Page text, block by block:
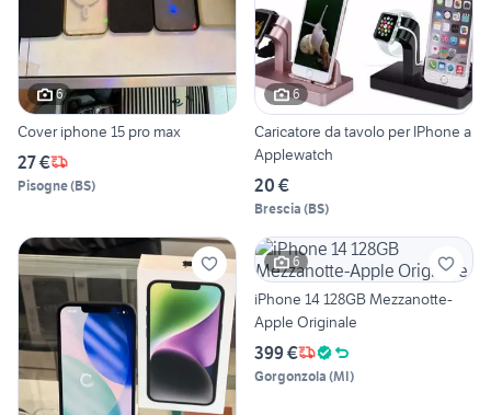
6
Cover iphone 15 pro max
27 €
Pisogne(BS)
6
Caricatore da tavolo per IPhone a
Applewatch
20 €
Brescia (BS)
6
iPhone 14 128GB Mezzanotte-
Apple Originale
399 €
Gorgonzola (MI)